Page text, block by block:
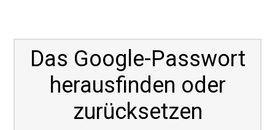
Das Google-Passwort
herausfinden oder
zurücksetzen